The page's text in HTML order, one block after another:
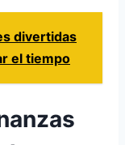
divertidas
el tiempo